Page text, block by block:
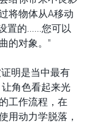
将物体从A移动
置的......您可以
的对象。"
明是当中最有
角色看起来光
工作流程，在
用动力学脱落，